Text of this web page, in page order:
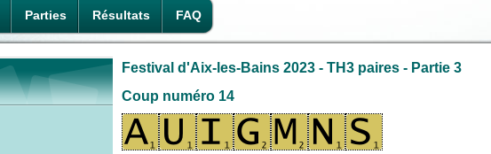
Parties Résultats FAQ
Festival d'Aix-les-Bains 2023 - TH3 paires - Partie 3
Coup numéro 14